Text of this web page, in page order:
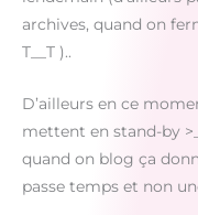
archives, quand on
T__T )..
D’ailleurs en ce
mettent en stand-by
quand on blog ça
passe temps et non